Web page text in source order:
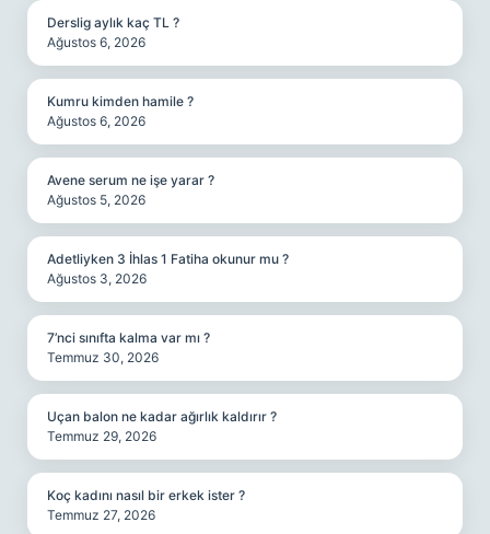
Derslig aylık kaç TL ?
Ağustos 6, 2026
Kumru kimden hamile ?
Ağustos 6, 2026
Avene serum ne işe yarar ?
Ağustos 5, 2026
Adetliyken 3 İhlas 1 Fatiha okunur mu ?
Ağustos 3, 2026
7’nci sınıfta kalma var mı ?
Temmuz 30, 2026
Uçan balon ne kadar ağırlık kaldırır ?
Temmuz 29, 2026
Koç kadını nasıl bir erkek ister ?
Temmuz 27, 2026